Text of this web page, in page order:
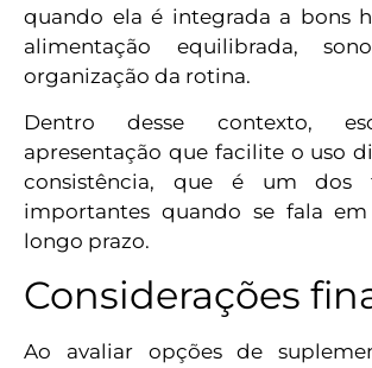
quando ela é integrada a bons
alimentação equilibrada,
organização da rotina.
Dentro desse contexto,
apresentação que facilite o uso
consistência, que é um dos
importantes quando se fala
longo prazo.
Considerações
Ao avaliar opções de